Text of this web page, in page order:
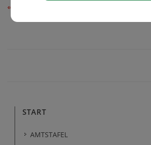
⇐ zurück
START
AMTSTAFEL